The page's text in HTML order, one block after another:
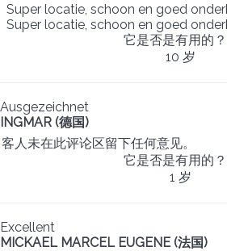
Super locatie, schoon en goed
Super locatie, schoon en goed
它是否是有用的？
10 岁
Ausgezeichnet
INGMAR (德国)
客人未在此评论区留下任何意见。
它是否是有用的？
1 岁
Excellent
MICKAEL MARCEL EUGENE (法国)